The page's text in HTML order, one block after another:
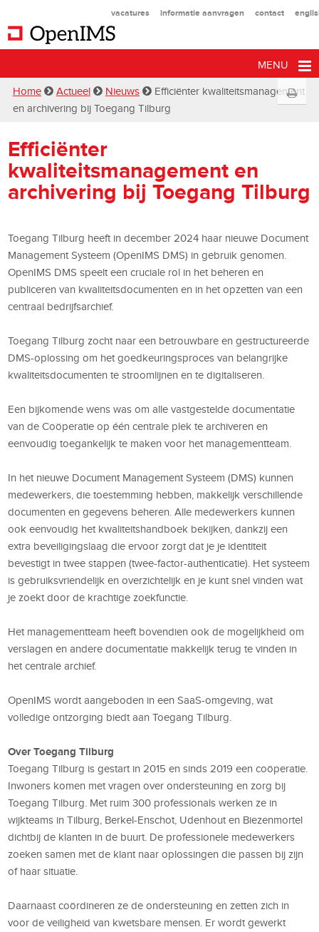
vacatures informatie aanvragen contact
MENU
Home Actueel Nieuws
Efficiënter kwaliteitsmanagement
en archivering bij Toegang Tilburg
Efficiënter
kwaliteitsmanagement en
archivering bij Toegang Tilburg
Toegang Tilburg heeft in december 2024 haar nieuwe Document
Management Systeem (OpenIMS DMS) in gebruik genomen.
OpenIMS DMS speelt een cruciale rol in het beheren en
publiceren van kwaliteitsdocumenten en in het opzetten van een
centraal bedrijfsarchief.
Toegang Tilburg zocht naar een betrouwbare en gestructureerde
DMS-oplossing om het goedkeuringsproces van belangrijke
kwaliteitsdocumenten te stroomlijnen en te digitaliseren.
Een bijkomende wens was om alle vastgestelde documentatie
van de Coöperatie op één centrale plek te archiveren en
eenvoudig toegankelijk te maken voor het managementteam.
In het nieuwe Document Management Systeem (DMS) kunnen
medewerkers, die toestemming hebben, makkelijk verschillende
documenten en gegevens beheren. Alle medewerkers kunnen
ook eenvoudig het kwaliteitshandboek bekijken, dankzij een
extra beveiligingslaag die ervoor zorgt dat je je identiteit
bevestigt in twee stappen (twee-factor-authenticatie). Het systeem
is gebruiksvriendelijk en overzichtelijk en je kunt snel vinden wat
je zoekt door de krachtige zoekfunctie.
Het managementteam heeft bovendien ook de mogelijkheid om
verslagen en andere documentatie makkelijk terug te vinden in
het centrale archief.
OpenIMS wordt aangeboden in een SaaS-omgeving, wat
volledige ontzorging biedt aan Toegang Tilburg.
Over Toegang Tilburg
Toegang Tilburg is gestart in 2015 en sinds 2019 een coöperatie.
Inwoners komen met vragen over ondersteuning en zorg bij
Toegang Tilburg. Met ruim 300 professionals werken ze in
wijkteams in Tilburg, Berkel-Enschot, Udenhout en Biezenmortel
dichtbij de klanten in de buurt. De professionele medewerkers
zoeken samen met de klant naar oplossingen die passen bij zijn
of haar situatie.
Daarnaast coördineren ze de ondersteuning en zetten zich in
voor de veiligheid van kwetsbare mensen. Er wordt gewerkt